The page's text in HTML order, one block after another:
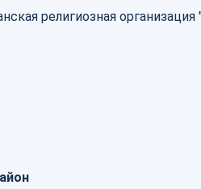
религиозная организация